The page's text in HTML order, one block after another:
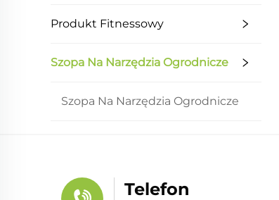
Produkt Fitnessowy
Szopa Na Narzędzia Ogrodnicze
Szopa Na Narzędzia Ogrodnicze
Telefon